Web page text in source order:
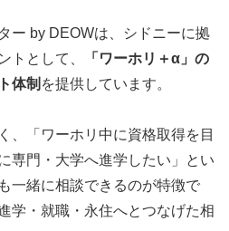
ー by DEOWは、シドニーに拠
トとして、
「ワーホリ＋α」の
体制 を提供しています。
、「ワーホリ中に資格取得を目
専門・大学へ進学したい」とい
一緒に相談できるのが特徴で
学・就職・永住へとつなげた相